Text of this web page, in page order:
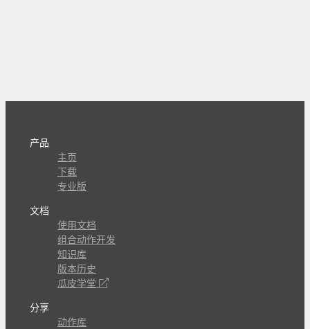
产品
主页
下载
专业版
文档
使用文档
组合动作开发
知识库
版本历史
瓜皮学堂
分享
动作库